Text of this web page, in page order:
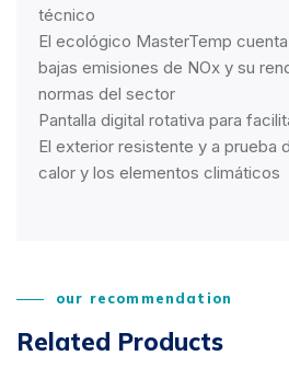
técnico
El ecológico MasterTemp
bajas emisiones de NOx y su
normas del sector
Pantalla digital rotativa para
El exterior resistente y a prueba
calor y los elementos climáticos
our recommendation
Related Products